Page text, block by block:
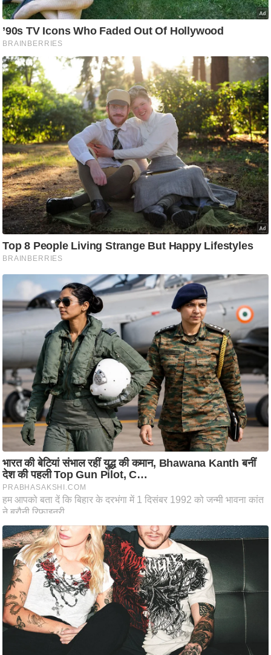
भू
मि
स्तं
भ
ए
म
.
आ
र
.
आ
ई
.
चा
य
प
र
मी
क्षा
ध
र्म
ज्यो
ति
ष
प्र
भु
म
हि
मा
/
ध
र्म
स्थ
ल
व्र
त
त्यो
हा